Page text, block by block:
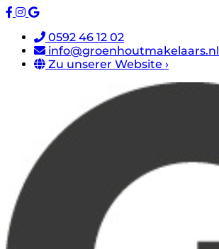
0592 46 12 02
info@groenhoutmakelaars.nl
Zu unserer Website ›